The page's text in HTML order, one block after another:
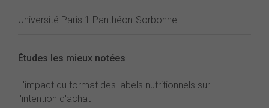
Université Paris 1 Panthéon-Sorbonne
Études les mieux notées
L'impact du format des labels nutritionnels sur
l'intention d'achat